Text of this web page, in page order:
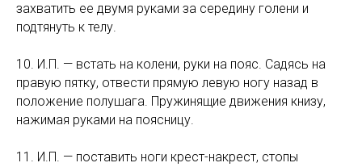
захватить ее двумя руками за середину голени и
подтянуть к телу.
10. И.П. — встать на колени, руки на пояс. Садясь на
правую пятку, отвести прямую левую ногу назад в
положение полушага. Пружинящие движения книзу,
нажимая руками на поясницу.
11. И.П. — поставить ноги крест-накрест, стопы